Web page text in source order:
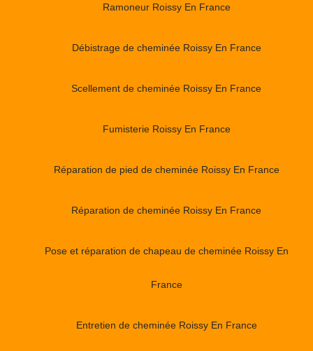
Ramoneur Roissy En France
Débistrage de cheminée Roissy En France
Scellement de cheminée Roissy En France
Fumisterie Roissy En France
Réparation de pied de cheminée Roissy En France
Réparation de cheminée Roissy En France
Pose et réparation de chapeau de cheminée Roissy En
France
Entretien de cheminée Roissy En France